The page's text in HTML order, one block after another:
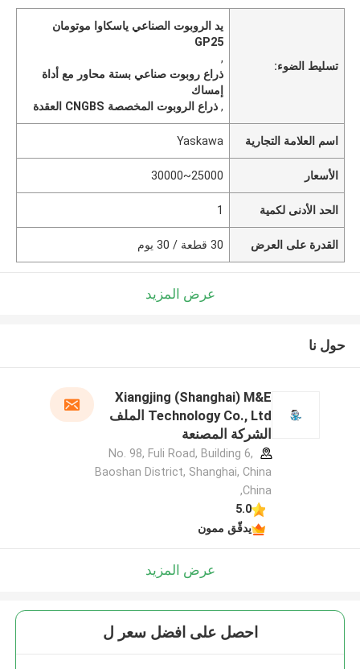
تسليط الضوء:
يد الروبوت الصناعي ياسكاوا موتومان
GP25
,
ذراع روبوت صناعي بستة محاور مع أداة
إمساك
,ذراع الروبوت المخصصة CNGBS العقدة
اسم العلامة التجارية Yaskawa
الأسعار 25000~30000
الحد الأدنى لكمية 1
القدرة على العرض 30 قطعة / 30 يوم
عرض المزيد
حول نا
Xiangjing (Shanghai) M&E
Technology Co., Ltd الملف
الشركة المصنعة
No. 98, Fuli Road, Building 6,
Baoshan District, Shanghai, China
,China
5.0
يدقّق ممون
عرض المزيد
احصل على افضل سعر ل